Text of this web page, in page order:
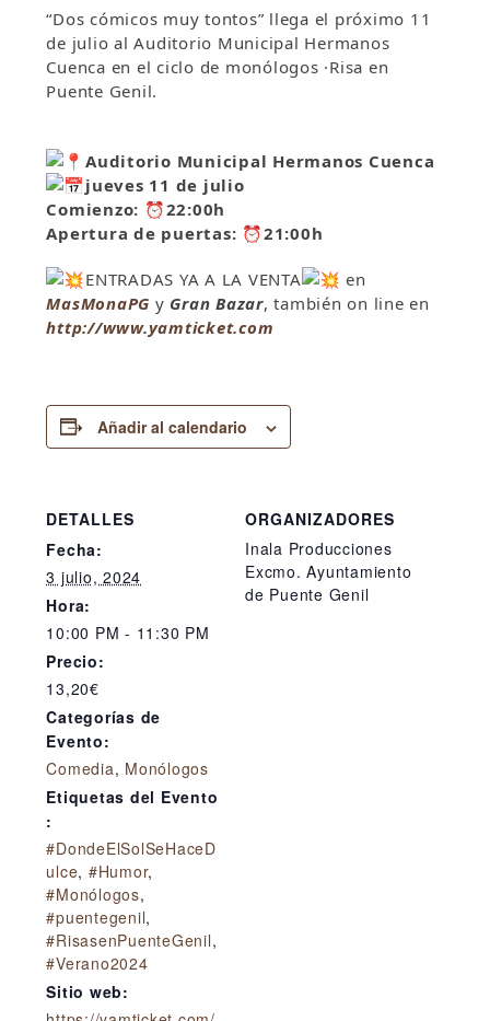
“Dos cómicos muy tontos” llega el próximo 11
de julio al Auditorio Municipal Hermanos
Cuenca en el ciclo de monólogos ·Risa en
Puente Genil.
Auditorio Municipal Hermanos Cuenca
jueves 11 de julio
Comienzo: ⏰22:00h
Apertura de puertas: ⏰21:00h
ENTRADAS YA A LA VENTA
en
MasMonaPG y Gran Bazar, también on line en
http://www.yamticket.com
Añadir al calendario
DETALLES
Fecha:
3 julio, 2024
Hora:
10:00 PM - 11:30 PM
Precio:
13,20€
Categorías de
Evento:
Comedia, Monólogos
Etiquetas del Evento
:
#DondeElSolSeHaceD
ulce, #Humor,
#Monólogos,
#puentegenil,
#RisasenPuenteGenil,
#Verano2024
Sitio web:
ORGANIZADORES
Inala Producciones
Excmo. Ayuntamiento
de Puente Genil